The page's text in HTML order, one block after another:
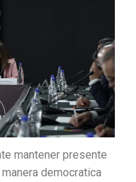
mantener presente
democratica